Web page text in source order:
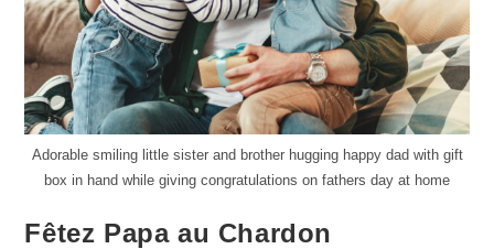
Adorable smiling little sister and brother hugging happy dad with gift
box in hand while giving congratulations on fathers day at home
Fêtez Papa au Chardon